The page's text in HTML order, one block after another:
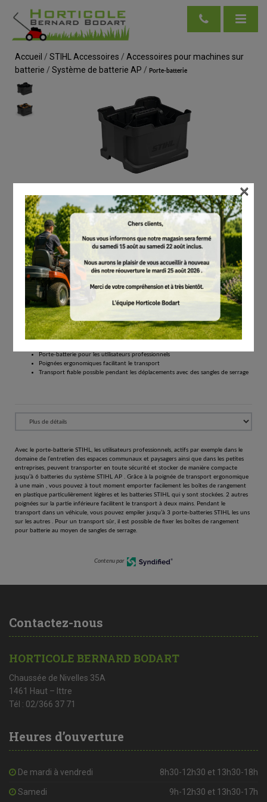
Accueil / STIHL Accessoires / Accessoires pour machines sur
batterie / Système de batterie AP / Porte-batterie
STIHL
Porte-batterie
# 48504900600
Système de batterie AP
48.20
Tous les prix comprennent la TVA de 21%.
Réserver
Porte-batterie un rangement compact pour emporter facilement jusqu’à 6 batteries
STIHL AP
Porte-batterie pour les utilisateurs professionnels
Poignées ergonomiques facilitant le transport
Transport fiable possible pendant les déplacements avec des sangles de serrage
Avec le porte-batterie STIHL, les utilisateurs professionnels, actifs par exemple dans le
domaine de l’entretien des espaces communaux et paysagers ainsi que dans les petites
entreprises, peuvent transporter en toute sécurité et stocker de manière compacte
jusqu’à 6 batteries du système STIHL AP . Grâce à la poignée de transport ergonomique
à une main , vous pouvez à tout moment emporter facilement les boîtes de rangement
en plastique particulièrement légères et les batteries STIHL qui y sont stockées. 2 autres
poignées sur la partie inférieure facilitent le transport à deux mains. Pendant le
transport dans un véhicule, vous pouvez empiler jusqu’à 3 porte-batteries STIHL les uns
sur les autres . Pour un transport sûr, il est possible de fixer les boîtes de rangement
pour batterie au moyen de sangles de serrage.
Contenu par
Contactez-nous
HORTICOLE BERNARD BODART
Chaussée de Nivelles 35A
1461 Haut – Ittre
Tél : 02/366 37 71
Heures d’ouverture
De mardi à vendredi 8h30-12h30 et 13h30-18h
Samedi 9h-12h30 et 13h30-17h
×